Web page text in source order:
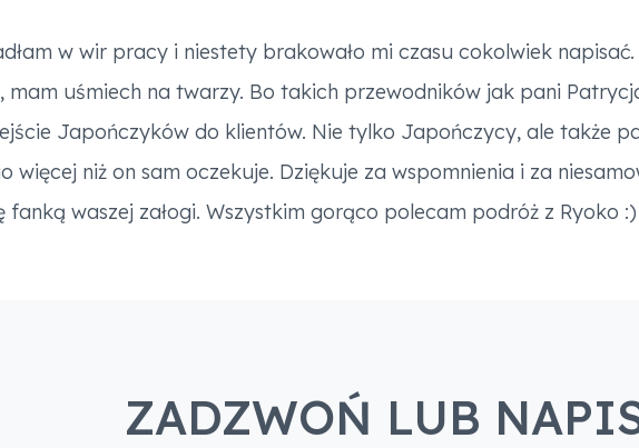
w wir pracy i niestety brakowało mi czasu cokolwiek
uśmiech na twarzy. Bo takich przewodników jak pani
Japończyków do klientów. Nie tylko Japończycy, ale także
więcej niż on sam oczekuje. Dziękuje za wspomnienia i za
fanką waszej załogi. Wszystkim gorąco polecam podróż z Ryoko :)
ZADZWOŃ LUB